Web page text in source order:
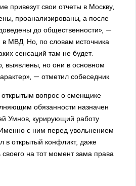
привезут свои отчеты в Москву,
проанализированы, а после
до общественности», —
МВД. Но, по словам источника
сенсаций там не будет.
выявлены, но они в основном
— отметил собеседник.
открытым вопрос о сменщике
обязанности назначен
Умнов, курирующий работу
с ним перед увольнением
в открытый конфликт, даже
на тот момент зама права